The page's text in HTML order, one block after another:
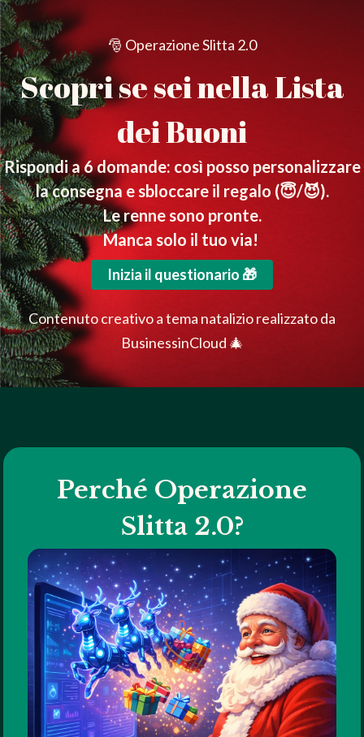
🎅 Operazione Slitta 2.0
Scopri se sei nella Lista
dei Buoni
Rispondi a 6 domande: così posso personalizzare
la consegna e sbloccare il regalo (😇/😈).
Le renne sono pronte.
Manca solo il tuo via!
Inizia il questionario 🎁
Contenuto creativo a tema natalizio realizzato da
BusinessinCloud 🎄
Perché Operazione
Slitta 2.0?